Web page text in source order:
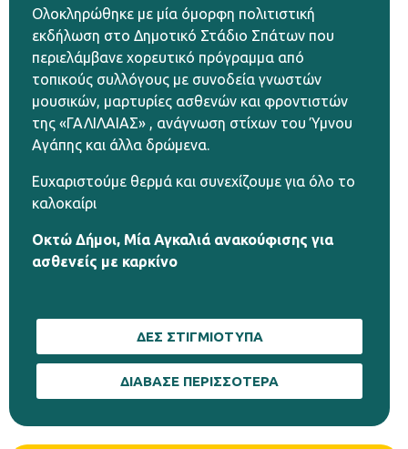
Ολοκληρώθηκε με μία όμορφη πολιτιστική
εκδήλωση στο Δημοτικό Στάδιο Σπάτων που
περιελάμβανε χορευτικό πρόγραμμα από
τοπικούς συλλόγους με συνοδεία γνωστών
μουσικών, μαρτυρίες ασθενών και φροντιστών
της «ΓΑΛΙΛΑΙΑΣ» , ανάγνωση στίχων του Ύμνου
Αγάπης και άλλα δρώμενα.
Ευχαριστούμε θερμά και συνεχίζουμε για όλο το
καλοκαίρι
Οκτώ Δήμοι, Μία Αγκαλιά ανακούφισης για
ασθενείς με καρκίνο
ΔΕΣ ΣΤΙΓΜΙΟΤΥΠΑ
ΔΙΑΒΑΣΕ ΠΕΡΙΣΣΟΤΕΡΑ